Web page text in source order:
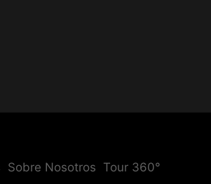
Sobre Nosotros Tour 360°